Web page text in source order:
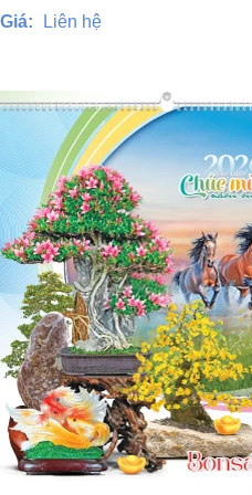
Giá: Liên hệ